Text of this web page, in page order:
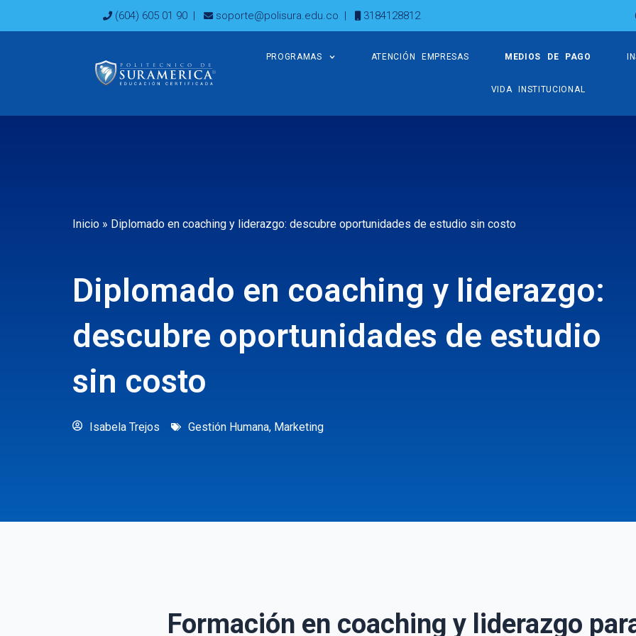
(604) 605 01 90 | soporte@polisura.edu.co | 3184128812
PROGRAMAS ATENCIÓN EMPRESAS MEDIOS DE PAGO
VIDA INSTITUCIONAL
Inicio » Diplomado en coaching y liderazgo: descubre oportunidades de estudio sin costo
Diplomado en coaching y liderazgo:
descubre oportunidades de estudio
sin costo
Isabela Trejos Gestión Humana, Marketing
Formación en coaching y liderazgo